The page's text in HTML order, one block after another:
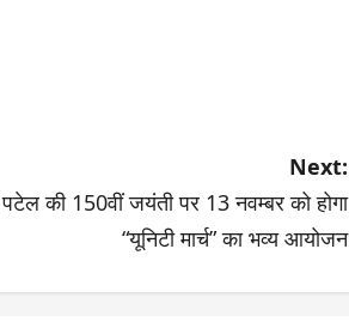
Next:
की 150वीं जयंती पर 13 नवम्बर को होगा
“यूनिटी मार्च” का भव्य आयोजन